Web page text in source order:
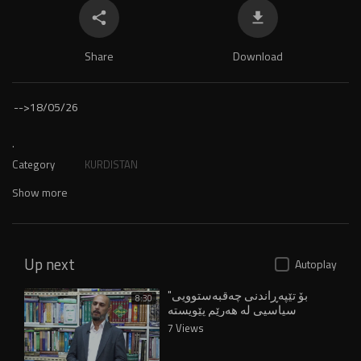
Share Download
-->18/05/26
.
Category KURDISTAN
Show more
Up next Autoplay
8:30 "بۆ تێپەڕاندنی چەقبەستوویی
سیاسیی لە هەرێم پێویستە
7 Views